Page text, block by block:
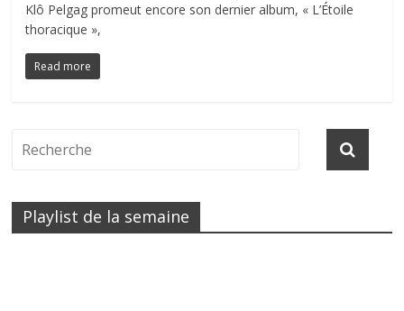
Klô Pelgag promeut encore son dernier album, « L’Étoile
thoracique »,
Read more
Playlist de la semaine